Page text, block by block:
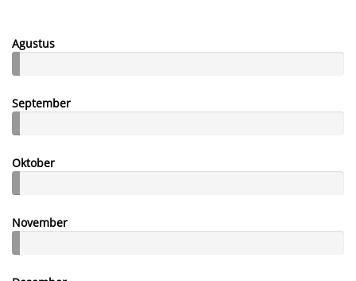
Agustus
September
Oktober
November